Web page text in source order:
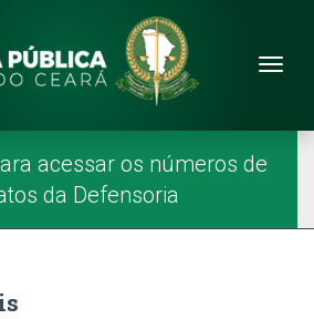
acessar os números de
da Defensoria